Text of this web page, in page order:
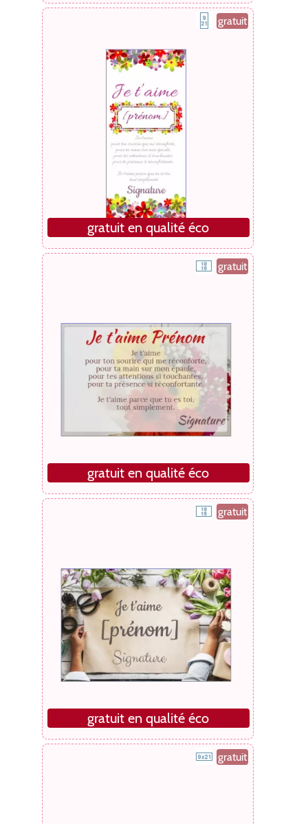
gratuit
gratuit en qualité éco
gratuit
gratuit en qualité éco
gratuit
gratuit en qualité éco
gratuit